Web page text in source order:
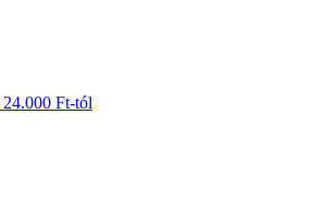
24.000 Ft-tól